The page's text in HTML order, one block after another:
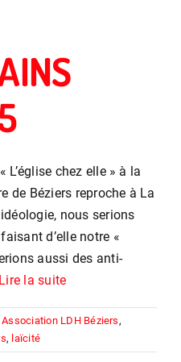
L’église chez elle » à la
de Béziers reproche à La
nous serions
d’elle notre «
aussi des anti-
la suite
Association LDH Béziers,
, laïcité